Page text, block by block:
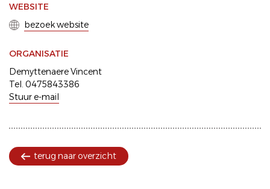
WEBSITE
bezoek website
ORGANISATIE
Demyttenaere Vincent
Tel. 0475843386
Stuur e-mail
terug naar overzicht